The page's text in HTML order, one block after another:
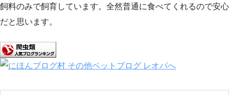
飼料のみで飼育しています。全然普通に食べてくれるので安心
だと思います。